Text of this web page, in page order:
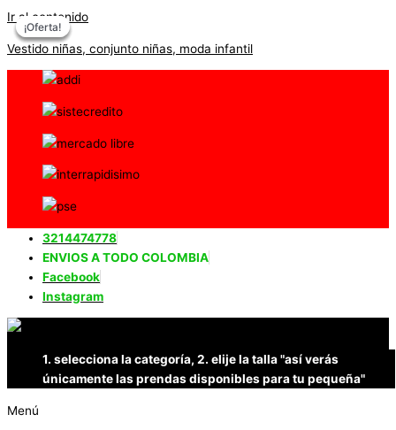
Ir al contenido
Vestido niñas, conjunto niñas, moda infantil
3214474778
ENVIOS A TODO COLOMBIA
Facebook
Instagram
1. selecciona la categoría, 2. elije la talla "así verás
únicamente las prendas disponibles para tu pequeña"
Menú
¡Oferta!
¡Oferta!
¡Oferta!
¡Oferta!